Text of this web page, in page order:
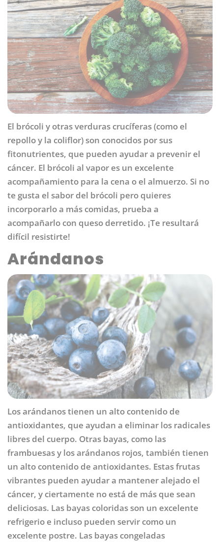
El brócoli y otras verduras crucíferas (como el
repollo y la coliflor) son conocidos por sus
fitonutrientes, que pueden ayudar a prevenir el
cáncer. El brócoli al vapor es un excelente
acompañamiento para la cena o el almuerzo. Si no
te gusta el sabor del brócoli pero quieres
incorporarlo a más comidas, prueba a
acompañarlo con queso derretido. ¡Te resultará
difícil resistirte!
Arándanos
Los arándanos tienen un alto contenido de
antioxidantes, que ayudan a eliminar los radicales
libres del cuerpo. Otras bayas, como las
frambuesas y los arándanos rojos, también tienen
un alto contenido de antioxidantes. Estas frutas
vibrantes pueden ayudar a mantener alejado el
cáncer, y ciertamente no está de más que sean
deliciosas. Las bayas coloridas son un excelente
refrigerio e incluso pueden servir como un
excelente postre. Las bayas congeladas